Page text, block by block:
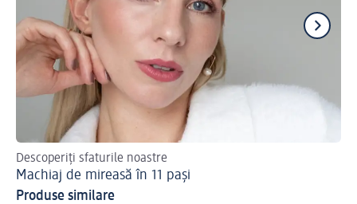
Descoperiți sfaturile noastre
Machiaj de mireasă în 11 pași
Produse similare